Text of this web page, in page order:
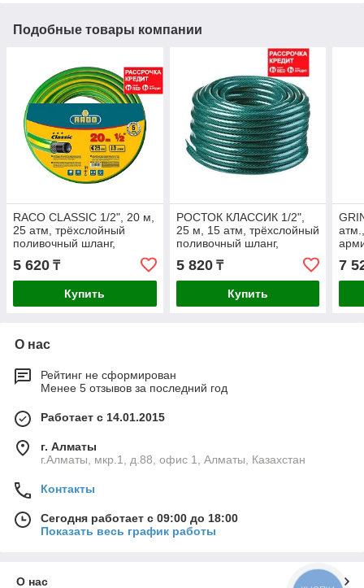
Подобные товары компании
RACO CLASSIC 1/2", 20 м,
25 атм, трёхслойный
поливочный шланг,
армированный (40306-
1/2-20_z01)
5 620 ₸
Купить
РОСТОК КЛАССИК 1/2",
25 м, 15 атм, трёхслойный
поливочный шланг,
армированный (40308-
1/2-25)
5 820₸
Купить
7
О нас
Рейтинг не сформирован
Менее 5 отзывов за последний год
Работает с 14.01.2015
г. Алматы
г.Алматы, мкр.1, д.88, офис 1, Алматы, Казахстан
Контакты
Сегодня работает с 09:00 до 18:00
Показать весь график работы
О нас